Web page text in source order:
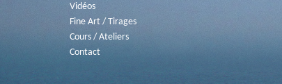
Vidéos
Fine Art / Tirages
Cours / Ateliers
Contact